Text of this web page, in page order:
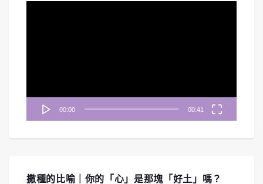
00:00 00:41
撒種的比喻｜你的「心」是那塊「好土」嗎？